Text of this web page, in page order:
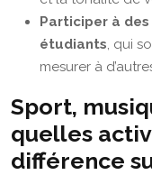
Participer à
étudiants, qui
mesurer à
Sport,
quelles
différence